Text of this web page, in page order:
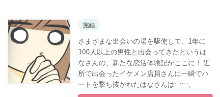
完結
さまざまな出会いの場を駆使して、1年に
100人以上の男性と出会ってきたというは
なさんの、新たな恋活体験記がここに！ 近
所で出会ったイケメン店員さんに一瞬でハ
ートを撃ち抜かれたはなさんは……。